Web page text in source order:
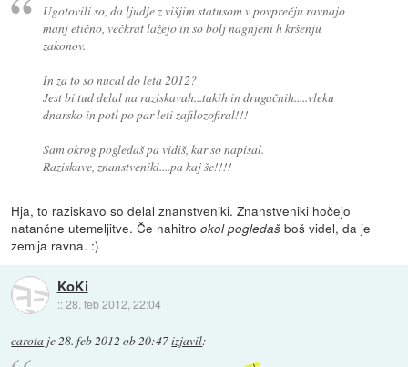
Ugotovili so, da ljudje z višjim statusom v povprečju ravnajo
manj etično, večkrat lažejo in so bolj nagnjeni h kršenju
zakonov.
In za to so nucal do leta 2012?
Jest bi tud delal na raziskavah...takih in drugačnih.....vleku
dnarsko in potl po par leti zafilozofiral!!!
Sam okrog pogledaš pa vidiš, kar so napisal.
Raziskave, znanstveniki....pa kaj še!!!!
Hja, to raziskavo so delal znanstveniki. Znanstveniki hočejo
natančne utemeljitve. Če nahitrookol pogledaš boš videl, da je
zemlja ravna. :)
KoKi
::28. feb 2012, 22:04
carota je28. feb 2012 ob 20:47izjavil: